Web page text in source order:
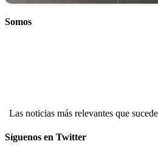
Somos
Las noticias más relevantes que
Síguenos en Twitter